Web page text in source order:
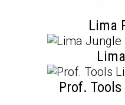
Lima
Prof.